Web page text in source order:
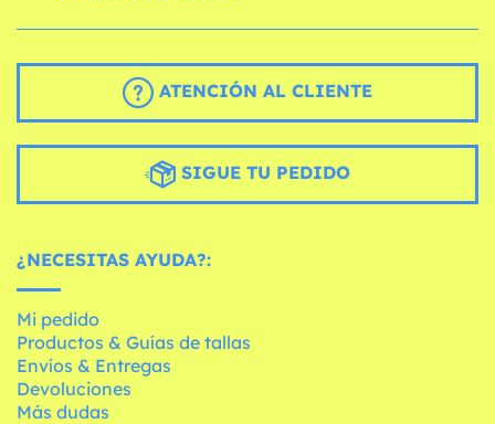
ATENCIÓN AL CLIENTE
SIGUE TU PEDIDO
¿NECESITAS AYUDA?:
Mi pedido
Productos & Guías de tallas
Envíos & Entregas
Devoluciones
Más dudas